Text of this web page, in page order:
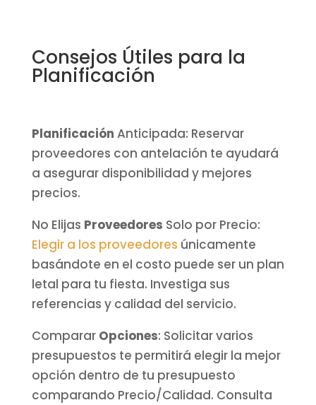
Consejos Útiles para la
Planificación
Planificación Anticipada: Reservar
proveedores con antelación te ayudará
a asegurar disponibilidad y mejores
precios.
No Elijas Proveedores Solo por Precio:
Elegir a los proveedores únicamente
basándote en el costo puede ser un plan
letal para tu fiesta. Investiga sus
referencias y calidad del servicio.
Comparar Opciones: Solicitar varios
presupuestos te permitirá elegir la mejor
opción dentro de tu presupuesto
comparando Precio/Calidad. Consulta